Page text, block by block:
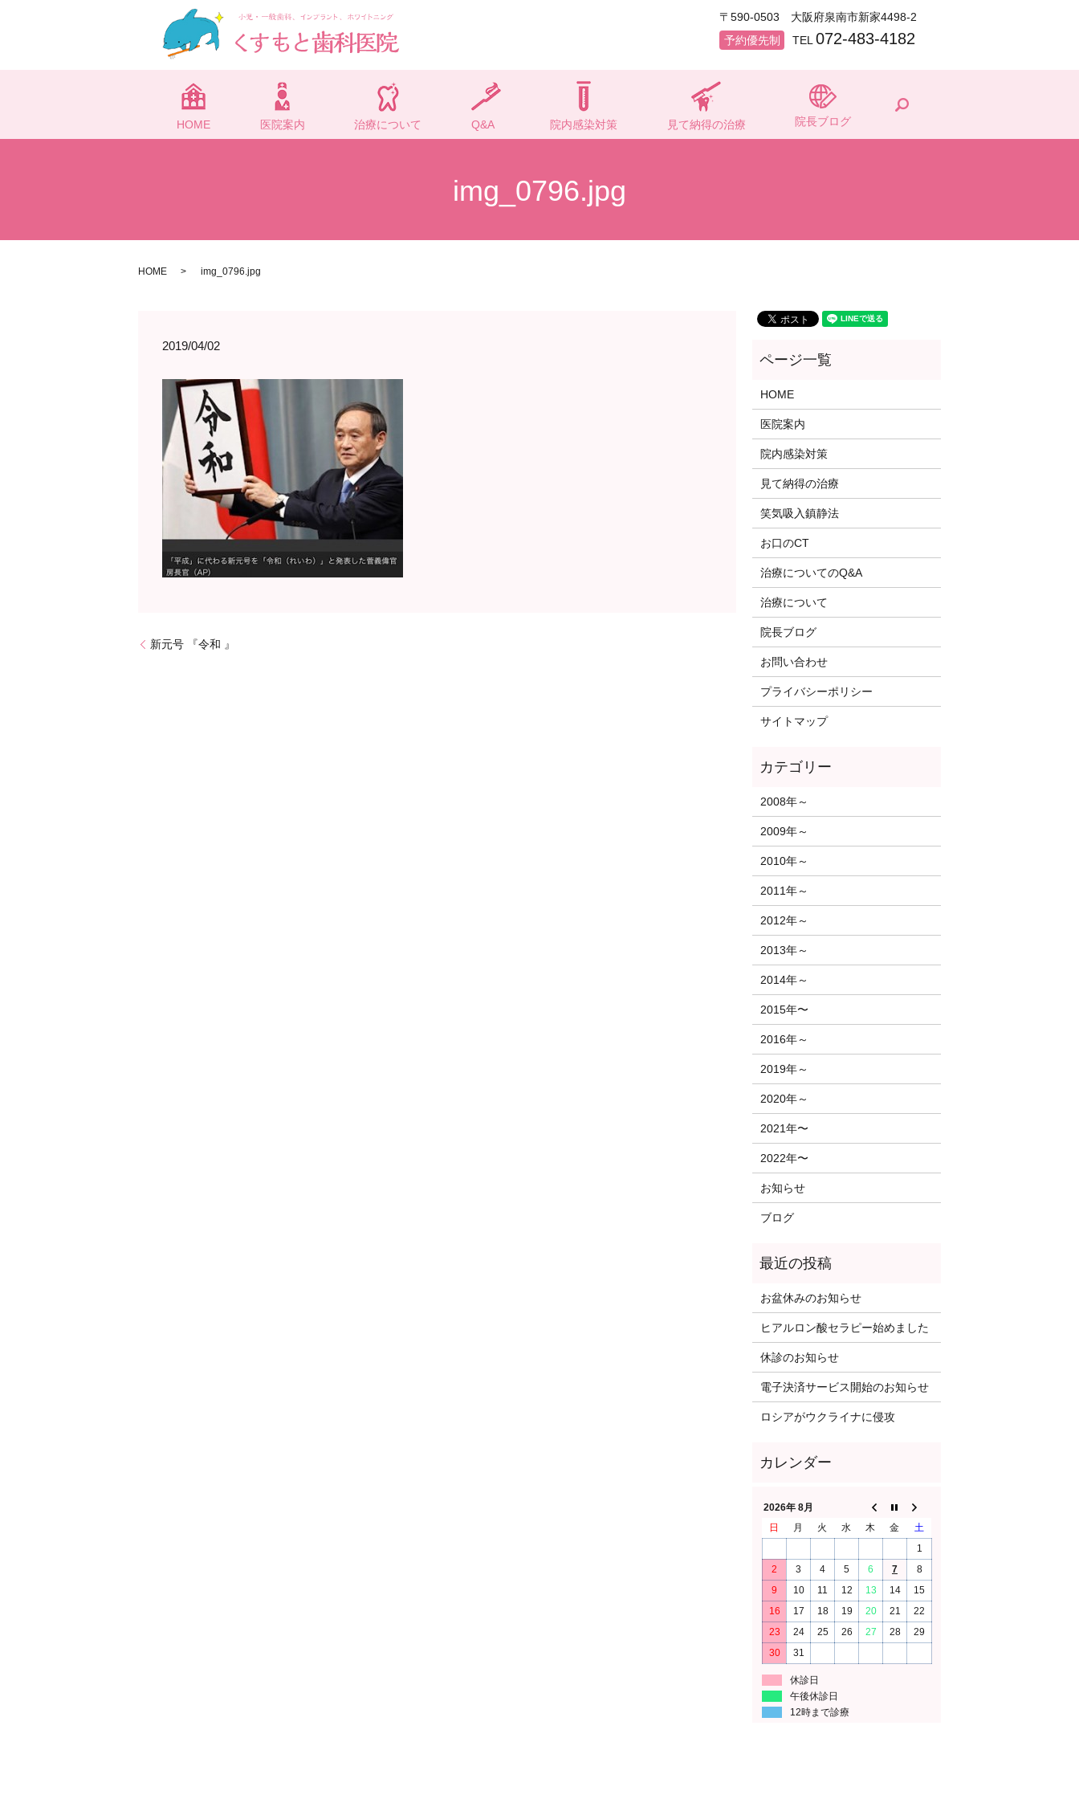
〒590-0503 大阪府泉南市新家4498-2
予約優先制
TEL072-483-4182
HOME 医院案内 治療について Q&A 院内感染対策 見て納得の治療 院長ブログ
img_0796.jpg
HOME img_0796.jpg
2019/04/02
新元号 『令和 』
HOME
医院案内
院内感染対策
見て納得の治療
笑気吸入鎮静法
お口のCT
治療についてのQ&A
治療について
院長ブログ
お問い合わせ
プライバシーポリシー
サイトマップ
2008年～
2009年～
2010年～
2011年～
2012年～
2013年～
2014年～
2015年〜
2016年～
2019年～
2020年～
2021年〜
2022年〜
お知らせ
ブログ
お盆休みのお知らせ
ヒアルロン酸セラピー始めました
休診のお知らせ
電子決済サービス開始のお知らせ
ロシアがウクライナに侵攻
2026年 8月
日
月 火 水 木 金
土
1
2
3 4 5 6 7
8
9
10 11 12 13 14
15
16
17 18 19 20 21
22
23
24 25 26 27 28
29
30
31
休診日
午後休診日
12時まで診療